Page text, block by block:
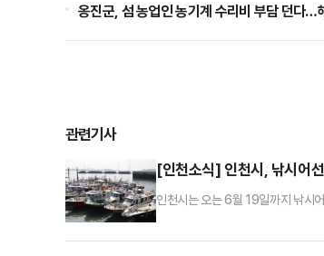
옹진군, 섬 농업인 농기계 수리비 부담 던다…
관련기사
[인천소식] 인천시, 낚시어
인천시는 오는 6월 19일까지 낚시
낚시어선 27척 이상과 유어장 4개